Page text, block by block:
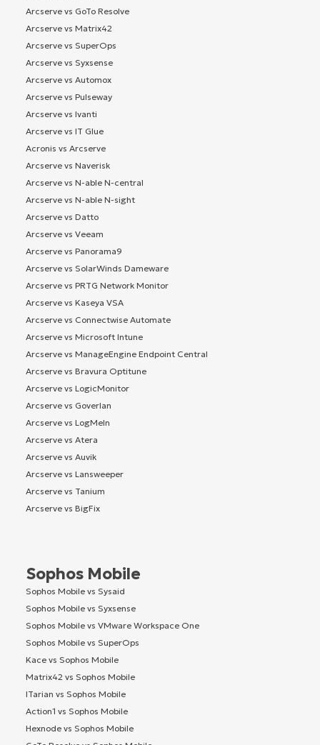
Arcserve vs GoTo Resolve
Arcserve vs Matrix42
Arcserve vs SuperOps
Arcserve vs Syxsense
Arcserve vs Automox
Arcserve vs Pulseway
Arcserve vs Ivanti
Arcserve vs IT Glue
Acronis vs Arcserve
Arcserve vs Naverisk
Arcserve vs N-able N-central
Arcserve vs N-able N-sight
Arcserve vs Datto
Arcserve vs Veeam
Arcserve vs Panorama9
Arcserve vs SolarWinds Dameware
Arcserve vs PRTG Network Monitor
Arcserve vs Kaseya VSA
Arcserve vs Connectwise Automate
Arcserve vs Microsoft Intune
Arcserve vs ManageEngine Endpoint Central
Arcserve vs Bravura Optitune
Arcserve vs LogicMonitor
Arcserve vs Goverlan
Arcserve vs LogMeIn
Arcserve vs Atera
Arcserve vs Auvik
Arcserve vs Lansweeper
Arcserve vs Tanium
Arcserve vs BigFix
Sophos Mobile
Sophos Mobile vs Sysaid
Sophos Mobile vs Syxsense
Sophos Mobile vs VMware Workspace One
Sophos Mobile vs SuperOps
Kace vs Sophos Mobile
Matrix42 vs Sophos Mobile
ITarian vs Sophos Mobile
Action1 vs Sophos Mobile
Hexnode vs Sophos Mobile